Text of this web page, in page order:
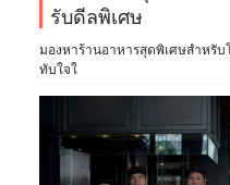
รับดีลพิเศษ
มองหาร้านอาหารสุดพิเศษสำหรั
ทับใจใ